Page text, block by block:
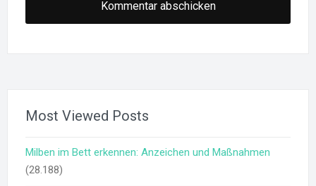
Most Viewed Posts
Milben im Bett erkennen: Anzeichen und Maßnahmen
(28.188)